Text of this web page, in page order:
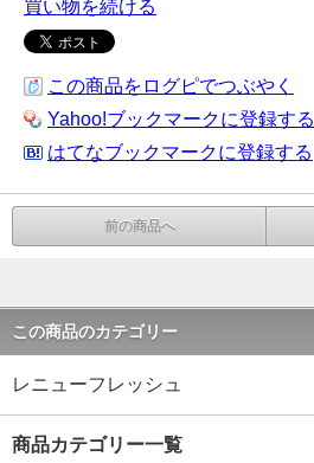
買い物を続ける
この商品をログピでつぶやく
Yahoo!ブックマークに登録する
はてなブックマークに登録する
前の商品へ
この商品のカテゴリー
レニューフレッシュ
商品カテゴリー一覧